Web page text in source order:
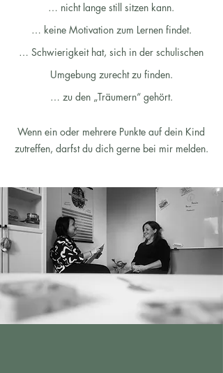
… nicht lange still sitzen kann.
… keine Motivation zum Lernen findet.
… Schwierigkeit hat, sich in der schulischen
Umgebung zurecht zu finden.
… zu den „Träumern“ gehört.
Wenn ein oder mehrere Punkte auf dein Kind
zutreffen, darfst du dich gerne bei mir melden.